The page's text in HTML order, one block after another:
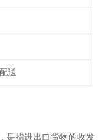
送
是指进出口货物的收发